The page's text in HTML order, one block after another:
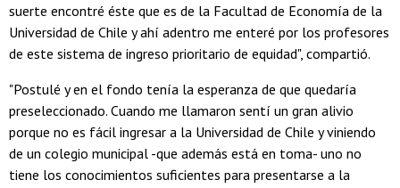
suerte encontré éste que es de la Facultad de Economía de la
Universidad de Chile y ahí adentro me enteré por los profesores
de este sistema de ingreso prioritario de equidad", compartió.
"Postulé y en el fondo tenía la esperanza de que quedaría
preseleccionado. Cuando me llamaron sentí un gran alivio
porque no es fácil ingresar a la Universidad de Chile y viniendo
de un colegio municipal -que además está en toma- uno no
tiene los conocimientos suficientes para presentarse a la